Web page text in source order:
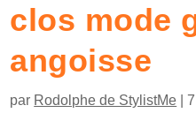
clos mode
angoisse
par Rodolphe de StylistMe |